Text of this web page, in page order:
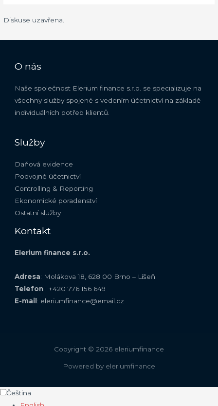
Diskuse uzavřena.
O nás
Naše společnost Elerium finance s.r.o. se specializuje na
všechny služby spojené s vedením účetnictví na základě
individuálních potřeb klientů.
Služby
Daňová evidence
Podvojné účetnictví
Controlling & Reporting
Ekonomické poradenství
Ostatní služby
Kontakt
Elerium finance s.r.o.
Adresa: Molákova 18, 628 00 Brno – Líšeň
Telefon : +420 776 156 649
E-mail : eleriumfinance@email.cz
Copyright © 2026 eleriumfinance
Powered by eleriumfinance
Čeština